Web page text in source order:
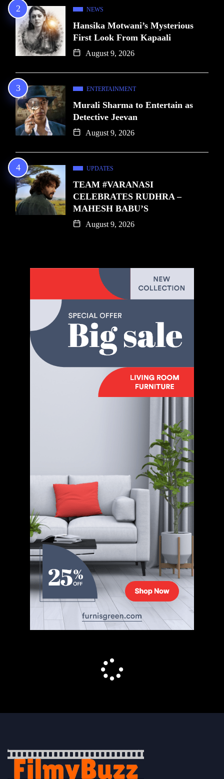
NEWS
Hansika Motwani’s Mysterious
First Look From Kapaali
August 9, 2026
ENTERTAINMENT
Murali Sharma to Entertain as
Detective Jeevan
August 9, 2026
UPDATES
TEAM #VARANASI
CELEBRATES RUDHRA –
MAHESH BABU’S
August 9, 2026